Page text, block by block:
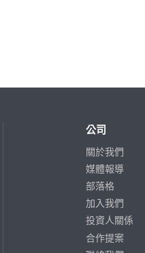
公司
關於我們
媒體報導
部落格
加入我們
投資人關係
合作提案